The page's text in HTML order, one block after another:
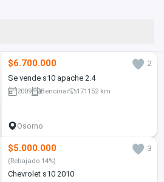
$6.700.000
2
Se vende s10 apache 2.4
2009 Bencina 171152 km
Osorno
$5.000.000 3
(Rebajado 14%)
Chevrolet s10 2010